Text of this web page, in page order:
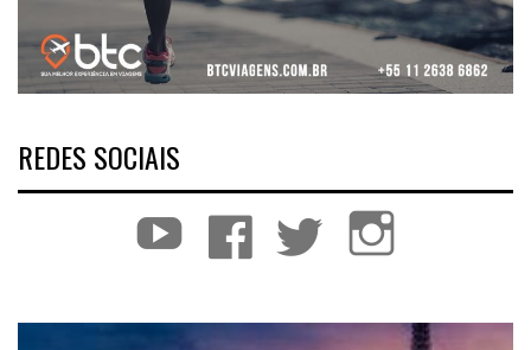
REDES SOCIAIS
YouTube Facebook Twitter